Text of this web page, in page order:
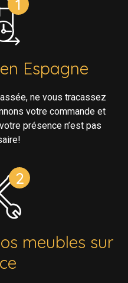
Espagne
ne vous tracassez
votre commande et
présence n’est pas
meubles sur